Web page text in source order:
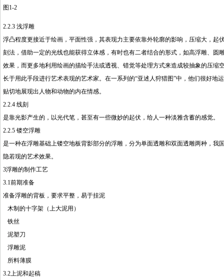
图1-2
2.2.3 浅浮雕
浮凸程度更接近于绘画，平面性强，其表现力主要依靠外轮廓的影响，压缩大，
刻法，借助一定的光线也能获得立体感，有时也有二者结合的形式，如高浮雕、
效果，而更多地利用绘画的描绘手法或透视、错觉等处理方式来造成较抽象的压
长于用此手段进行艺术表现的艺术家。在一系列的“亚述人狩猎图”中，他们很好
贴切地展现出人物和动物的内在情感。
2.2.4 线刻
是靠光影产生的，以光代笔，甚至有一些微妙的起伏，给人一种淡雅含蓄的感觉。
2.2.5 镂空浮雕
是一种在浮雕基础上镂空地板背影部分的浮雕，分为单面透雕和双面透雕两种，
隐若现的艺术效果。
3浮雕的制作工艺
3.1前期准备
准备浮雕的背板，要求平整，易于挂泥
木制的十字架（上大泥用）
铁丝
泥塑刀
浮雕泥
所料薄膜
3.2上泥和起稿